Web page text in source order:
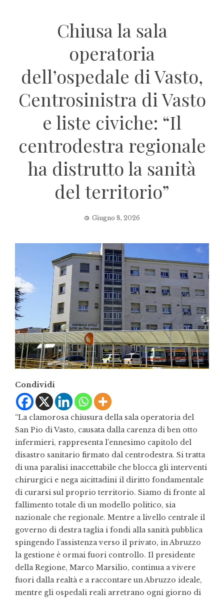
Chiusa la sala
operatoria
dell’ospedale di Vasto,
Centrosinistra di Vasto
e liste civiche: “Il
centrodestra regionale
ha distrutto la sanità
del territorio”
Giugno 8, 2026
Condividi
“La clamorosa chiusura della sala operatoria del
San Pio di Vasto, causata dalla carenza di ben otto
infermieri, rappresenta l’ennesimo capitolo del
disastro sanitario firmato dal centrodestra. Si tratta
di una paralisi inaccettabile che blocca gli interventi
chirurgici e nega aicittadini il diritto fondamentale
di curarsi sul proprio territorio. Siamo di fronte al
fallimento totale di un modello politico, sia
nazionale che regionale. Mentre a livello centrale il
governo di destra taglia i fondi alla sanità pubblica
spingendo l’assistenza verso il privato, in Abruzzo
la gestione è ormai fuori controllo. Il presidente
della Regione, Marco Marsilio, continua a vivere
fuori dalla realtà e a raccontare un Abruzzo ideale,
mentre gli ospedali reali arretrano ogni giorno di